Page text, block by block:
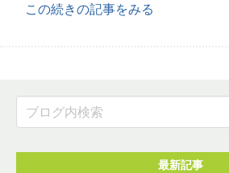
この続きの記事をみる
最新記事